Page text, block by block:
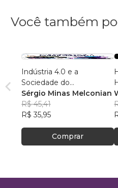
Você também
Indústria 4.0 e a
Sociedade do
Conhecimento
Sérgio Minas Melconian
R$ 45,41
R$ 35,95
Comprar